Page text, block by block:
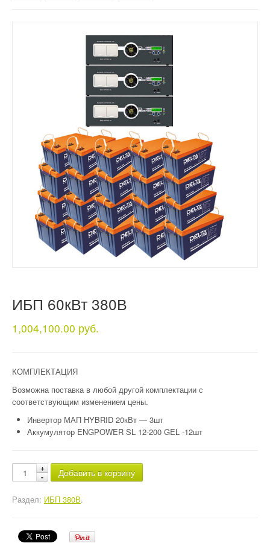
ИБП 60кВт 380В
1,004,100.00 руб.
КОМПЛЕКТАЦИЯ
Возможна поставка в любой другой комплектации с
соответствующим изменением цены.
Инвертор МАП HYBRID 20кВт — 3шт
Аккумулятор ENGPOWER SL 12-200 GEL -12шт
Добавить в корзину
Раздел: ИБП 380В.